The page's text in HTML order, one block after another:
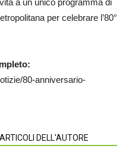
per celebrare l’80°
80-anniversario-
DELL'AUTORE